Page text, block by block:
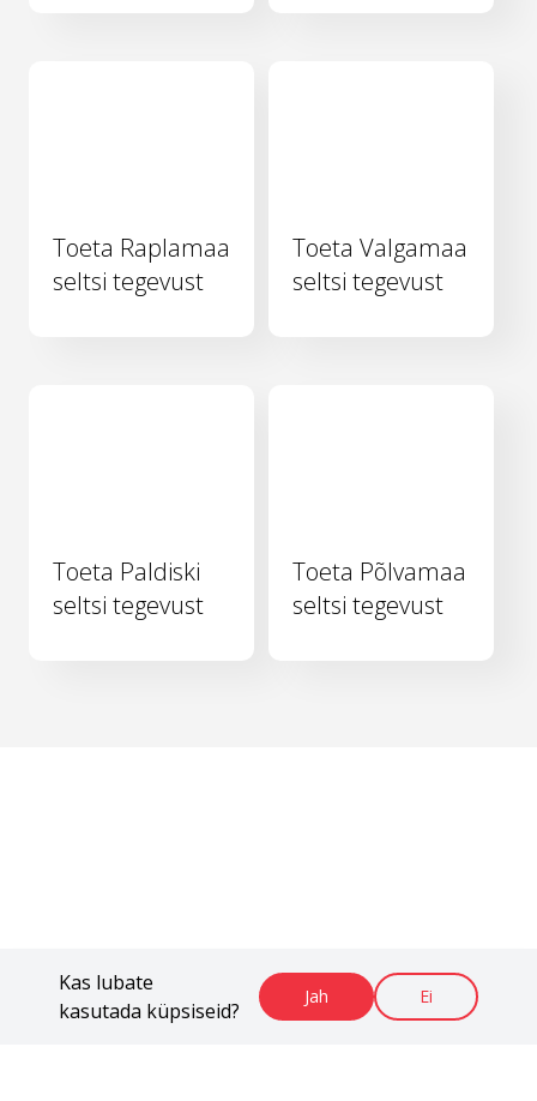
Kas lubate
kasutada küpsiseid?
Jah Ei
Toeta Raplamaa
seltsi tegevust
Toeta Valgamaa
seltsi tegevust
Toeta Paldiski
seltsi tegevust
Toeta Põlvamaa
seltsi tegevust